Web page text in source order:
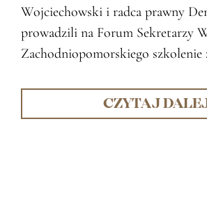
Wojciechowski i radca prawny
prowadzili na Forum Sekretarzy
Zachodniopomorskiego szkolenie
CZYTAJ